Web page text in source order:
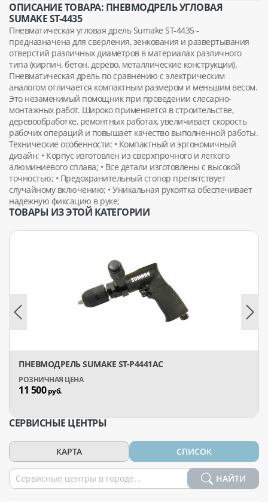
ОПИСАНИЕ ТОВАРА: ПНЕВМОДРЕЛЬ УГЛОВАЯ
SUMAKE ST-4435
Пневматическая угловая дрель Sumake ST-4435 -
предназначена для сверления, зенкования и развертывания
отверстий различных диаметров в материалах различного
типа (кирпич, бетон, дерево, металлические конструкции).
Пневматическая дрель по сравнению с электрическим
аналогом отличается компактным размером и меньшим весом.
Это незаменимый помощник при проведении слесарно-
монтажных работ. Широко применяется в строительстве,
деревообработке, ремонтных работах, увеличивает скорость
рабочих операций и повышает качество выполненной работы.
Технические особенности: • Компактный и эргономичный
дизайн; • Корпус изготовлен из сверхпрочного и легкого
алюминиевого сплава; • Все детали изготовлены с высокой
точностью; • Предохранительный стопор препятствует
случайному включению; • Уникальная рукоятка обеспечивает
надежную фиксацию в руке;
ТОВАРЫ ИЗ ЭТОЙ КАТЕГОРИИ
ПНЕВМОДРЕЛЬ SUMAKE ST-P4441AC
11 500руб.
СЕРВИСНЫЕ ЦЕНТРЫ
КАРТА СПИСОК
НАЙТИ